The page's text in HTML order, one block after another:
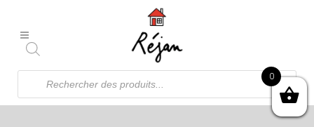
Recherche
produits
0